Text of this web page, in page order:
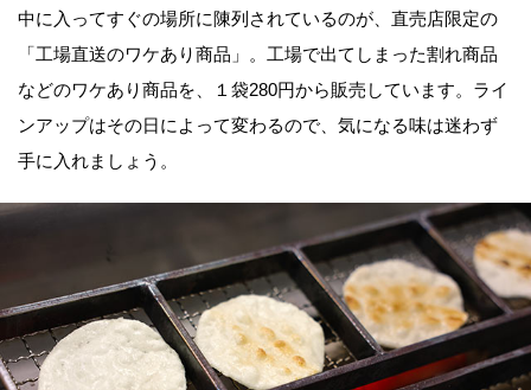
中に入ってすぐの場所に陳列されているのが、直売店限定の
「工場直送のワケあり商品」。工場で出てしまった割れ商品
などのワケあり商品を、１袋280円から販売しています。ライ
ンアップはその日によって変わるので、気になる味は迷わず
手に入れましょう。